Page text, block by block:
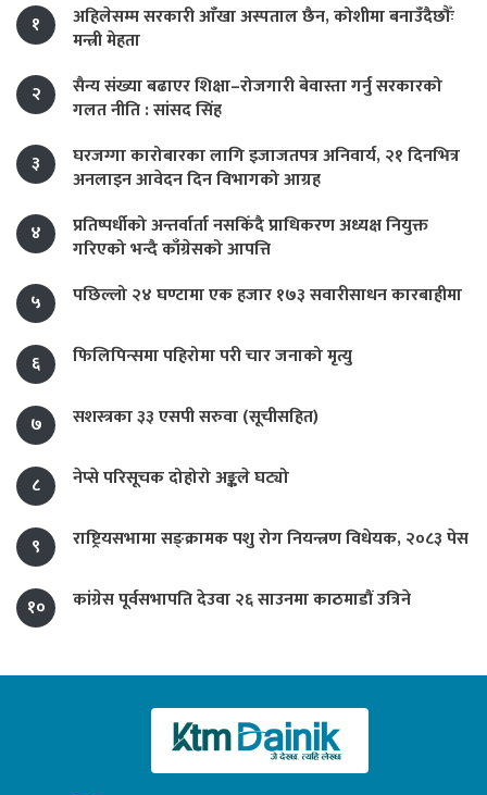
१
अहिलेसम्म सरकारी आँखा अस्पताल छैन, कोशीमा बनाउँदैछौँः
मन्त्री मेहता
२
सैन्य संख्या बढाएर शिक्षा–रोजगारी बेवास्ता गर्नु सरकारको
गलत नीति : सांसद सिंह
३
घरजग्गा कारोबारका लागि इजाजतपत्र अनिवार्य, २१ दिनभित्र
अनलाइन आवेदन दिन विभागको आग्रह
४
प्रतिष्पर्धीको अन्तर्वार्ता नसकिँदै प्राधिकरण अध्यक्ष नियुक्त
गरिएको भन्दै काँग्रेसको आपत्ति
५
पछिल्लो २४ घण्टामा एक हजार १७३ सवारीसाधन कारबाहीमा
६ फिलिपिन्समा पहिरोमा परी चार जनाको मृत्यु
७ सशस्त्रका ३३ एसपी सरुवा (सूचीसहित)
८ नेप्से परिसूचक दोहोरो अङ्कले घट्यो
९ राष्ट्रियसभामा सङ्क्रामक पशु रोग नियन्त्रण विधेयक, २०८३ पेस
१० कांग्रेस पूर्वसभापति देउवा २६ साउनमा काठमाडौं उत्रिने